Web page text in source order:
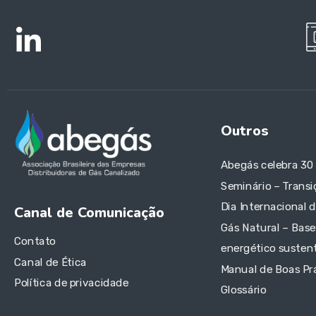
Canal de Comunicação
Contato
Canal de Ética
Política de privacidade
Outros
Abegás celebra 30
Seminário –
Dia Internacional
Gás Natural –
energético
Manual de Boas
Glossário